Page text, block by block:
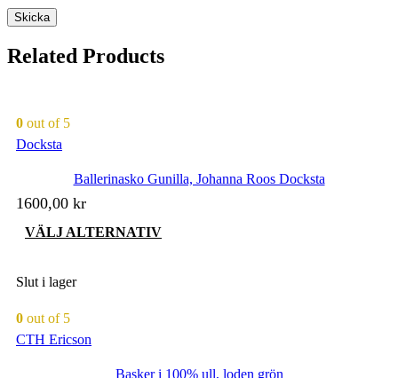
Related Products
0 out of 5
Docksta
Ballerinasko Gunilla, Johanna Roos Docksta
1600,00 kr
VÄLJ ALTERNATIV
Slut i lager
0 out of 5
CTH Ericson
Basker i 100% ull, loden grön